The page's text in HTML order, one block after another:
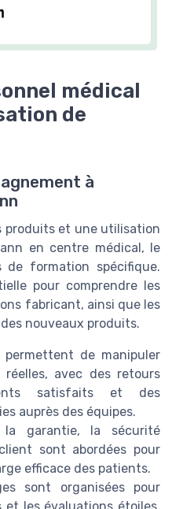
médical
de
à
produits et une utilisation
en centre médical, le
de formation spécifique.
pour comprendre les
fabricant, ainsi que les
nouveaux produits.
permettent de manipuler
réelles, avec des retours
satisfaits et des
auprès des équipes.
garantie, la sécurité
sont abordées pour
efficace des patients.
sont organisées pour